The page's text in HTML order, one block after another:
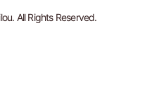
All Rights Reserved.